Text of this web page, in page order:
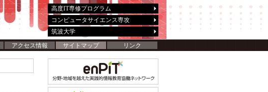
高度IT専修プログラム
コンピュータサイエンス専攻
筑波大学
アクセス情報 サイトマップ リンク